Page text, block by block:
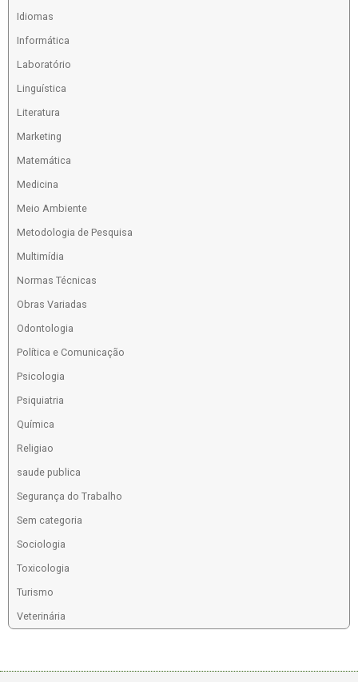
Idiomas
Informática
Laboratório
Linguística
Literatura
Marketing
Matemática
Medicina
Meio Ambiente
Metodologia de Pesquisa
Multimídia
Normas Técnicas
Obras Variadas
Odontologia
Política e Comunicação
Psicologia
Psiquiatria
Química
Religiao
saude publica
Segurança do Trabalho
Sem categoria
Sociologia
Toxicologia
Turismo
Veterinária